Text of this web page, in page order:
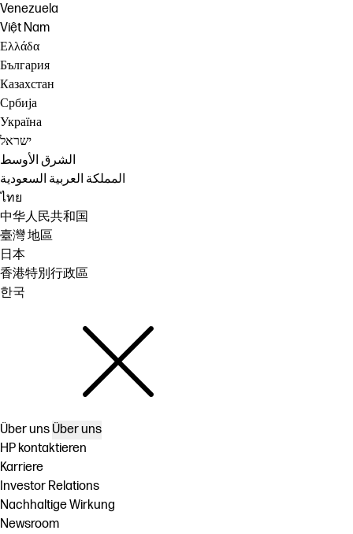
Venezuela
Việt Nam
Ελλάδα
България
Казахстан
Србија
Україна
ישראל
الشرق الأوسط
المملكة العربية السعودية
ไทย
中华人民共和国
臺灣 地區
日本
香港特別行政區
한국
Über uns Über uns
HP kontaktieren
Karriere
Investor Relations
Nachhaltige Wirkung
Newsroom